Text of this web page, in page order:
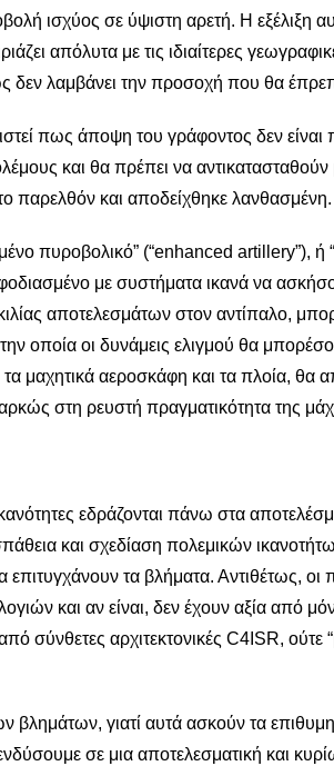
ισχύος σε ύψιστη αρετή. Η εξέλιξη
απόλυτα με τις ιδιαίτερες
δεν λαμβάνει την προσοχή που θα
πως άποψη του γράφοντος δεν
και θα πρέπει να
παρελθόν και αποδείχθηκε λανθασμένη.
πυροβολικό” (“enhanced artillery”), ή
με συστήματα ικανά να
αποτελεσμάτων στον αντίπαλο,
οποία οι δυνάμεις ελιγμού θα
μαχητικά αεροσκάφη και τα πλοία, θα
στη ρευστή πραγματικότητα της
εδράζονται πάνω στα
και σχεδίαση πολεμικών
επιτυγχάνουν τα βλήματα. Αντιθέτως,
και αν είναι, δεν έχουν αξία από
σύνθετες αρχιτεκτονικές C4ISR,
βλημάτων, γιατί αυτά ασκούν τα
σε μια αποτελεσματική και